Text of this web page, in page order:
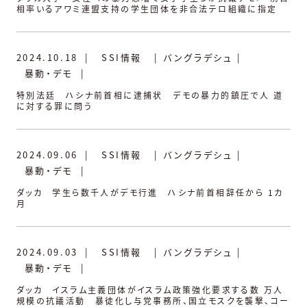
相率いるアワミ連盟支持の学生団体を非合法テロ組織に指定
2024.10.18 | SSI情報 | バングラデシュ
|
暴動・デモ
|
特別法廷 ハシナ前首相に逮捕状 デモの暴力的鎮圧で人 道
に対する罪に問う
2024.09.06 | SSI情報 | バングラデシュ
|
暴動・デモ
|
ダッカ 学生ら数千人がデモ行進 ハシナ前首相辞任から 1カ
月
2024.09.03 | SSI情報 | バングラデシュ
|
暴動・デモ
|
ダッカ イスラム主義団体がイスラム政策強化要求する数 万人
規模の抗議活動 暴徒化し与党事務所、国立モスクを襲撃、コー